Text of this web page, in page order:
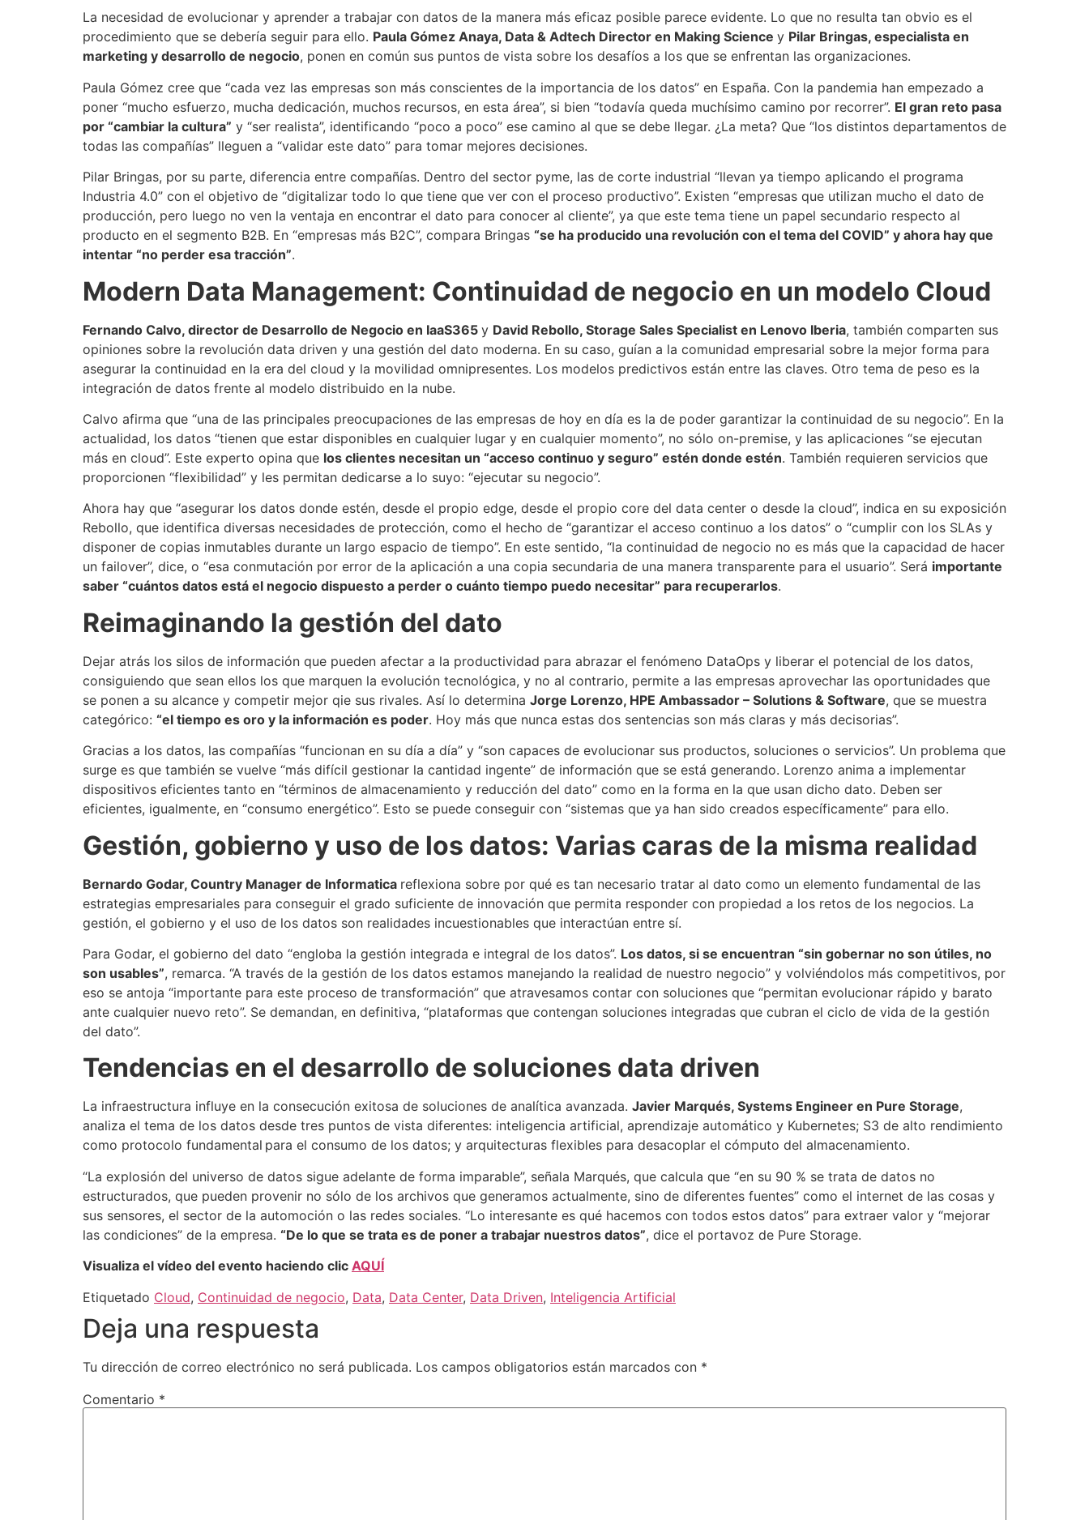
La necesidad de evolucionar y aprender a trabajar con datos de la manera más eficaz posible parece evidente. Lo que no resulta tan obvio es el
procedimiento que se debería seguir para ello. Paula Gómez Anaya, Data & Adtech Director en Making Science y ​Pilar Bringas, especialista en
marketing y desarrollo de negocio, ponen en común sus puntos de vista sobre los desafíos a los que se enfrentan las organizaciones.
Paula Gómez cree que “cada vez las empresas son más conscientes de la importancia de los datos” en España. Con la pandemia han empezado a
poner “mucho esfuerzo, mucha dedicación, muchos recursos, en esta área”, si bien “todavía queda muchísimo camino por recorrer”. El gran reto pasa
por “cambiar la cultura” y “ser realista”, identificando “poco a poco” ese camino al que se debe llegar. ¿La meta? Que “los distintos departamentos de
todas las compañías” lleguen a “validar este dato” para tomar mejores decisiones.
Pilar Bringas, por su parte, diferencia entre compañías. Dentro del sector pyme, las de corte industrial “llevan ya tiempo aplicando el programa
Industria 4.0” con el objetivo de “digitalizar todo lo que tiene que ver con el proceso productivo”. Existen “empresas que utilizan mucho el dato de
producción, pero luego no ven la ventaja en encontrar el dato para conocer al cliente”, ya que este tema tiene un papel secundario respecto al
producto en el segmento B2B. En “empresas más B2C”, compara Bringas “se ha producido una revolución con el tema del COVID” y ahora hay que
intentar “no perder esa tracción”.
Modern Data Management: Continuidad de negocio en un modelo Cloud
Fernando Calvo, director de Desarrollo de Negocio en IaaS365 y David Rebollo, Storage Sales Specialist en Lenovo Iberia, también comparten sus
opiniones sobre la revolución data driven y una gestión del dato moderna. En su caso, guían a la comunidad empresarial sobre la mejor forma para
asegurar la continuidad en la era del cloud y la movilidad omnipresentes. Los modelos predictivos están entre las claves. Otro tema de peso es la
integración de datos frente al modelo distribuido en la nube.
Calvo afirma que “una de las principales preocupaciones de las empresas de hoy en día es la de poder garantizar la continuidad de su negocio”. En la
actualidad, los datos “tienen que estar disponibles en cualquier lugar y en cualquier momento”, no sólo on-premise, y las aplicaciones “se ejecutan
más en cloud”. Este experto opina que los clientes necesitan un “acceso continuo y seguro” estén donde estén. También requieren servicios que
proporcionen “flexibilidad” y les permitan dedicarse a lo suyo: “ejecutar su negocio”.
Ahora hay que “asegurar los datos donde estén, desde el propio edge, desde el propio core del data center o desde la cloud”, indica en su exposición
Rebollo, que identifica diversas necesidades de protección, como el hecho de “garantizar el acceso continuo a los datos” o “cumplir con los SLAs y
disponer de copias inmutables durante un largo espacio de tiempo”. En este sentido, “la continuidad de negocio no es más que la capacidad de hacer
un failover”, dice, o “esa conmutación por error de la aplicación a una copia secundaria de una manera transparente para el usuario”. Será importante
saber “cuántos datos está el negocio dispuesto a perder o cuánto tiempo puedo necesitar” para recuperarlos.
Reimaginando la gestión del dato
Dejar atrás los silos de información que pueden afectar a la productividad para abrazar el fenómeno DataOps y liberar el potencial de los datos,
consiguiendo que sean ellos los que marquen la evolución tecnológica, y no al contrario, permite a las empresas aprovechar las oportunidades que
se ponen a su alcance y competir mejor qie sus rivales. Así lo determina Jorge Lorenzo, HPE Ambassador – Solutions & Software, que se muestra
categórico: “el tiempo es oro y la información es poder. Hoy más que nunca estas dos sentencias son más claras y más decisorias”.
Gracias a los datos, las compañías “funcionan en su día a día” y “son capaces de evolucionar sus productos, soluciones o servicios”. Un problema que
surge es que también se vuelve “más difícil gestionar la cantidad ingente” de información que se está generando. Lorenzo anima a implementar
dispositivos eficientes tanto en “términos de almacenamiento y reducción del dato” como en la forma en la que usan dicho dato. Deben ser
eficientes, igualmente, en “consumo energético”. Esto se puede conseguir con “sistemas que ya han sido creados específicamente” para ello.
Gestión, gobierno y uso de los datos: Varias caras de la misma realidad
Bernardo Godar, Country Manager de Informatica reflexiona sobre por qué es tan necesario tratar al dato como un elemento fundamental de las
estrategias empresariales para conseguir el grado suficiente de innovación que permita responder con propiedad a los retos de los negocios. La
gestión, el gobierno y el uso de los datos son realidades incuestionables que interactúan entre sí.
Para Godar, el gobierno del dato “engloba la gestión integrada e integral de los datos”. Los datos, si se encuentran “sin gobernar no son útiles, no
son usables”, remarca. “A través de la gestión de los datos estamos manejando la realidad de nuestro negocio” y volviéndolos más competitivos, por
eso se antoja “importante para este proceso de transformación” que atravesamos contar con soluciones que “permitan evolucionar rápido y barato
ante cualquier nuevo reto”. Se demandan, en definitiva, “plataformas que contengan soluciones integradas que cubran el ciclo de vida de la gestión
del dato”.
Tendencias en el desarrollo de soluciones data driven
La infraestructura influye en la consecución exitosa de soluciones de analítica avanzada. Javier Marqués, Systems Engineer en Pure Storage,
analiza el tema de los datos desde tres puntos de vista diferentes: inteligencia artificial, aprendizaje automático y Kubernetes; S3 de alto rendimiento
como protocolo fundamental para el consumo de los datos; y arquitecturas flexibles para desacoplar el cómputo del almacenamiento​.
“La explosión del universo de datos sigue adelante de forma imparable”, señala Marqués, que calcula que “en su 90 % se trata de datos no
estructurados, que pueden provenir no sólo de los archivos que generamos actualmente, sino de diferentes fuentes” como el internet de las cosas y
sus sensores, el sector de la automoción o las redes sociales. “Lo interesante es qué hacemos con todos estos datos” para extraer valor y “mejorar
las condiciones” de la empresa. “De lo que se trata es de poner a trabajar nuestros datos”, dice el portavoz de Pure Storage.
Visualiza el vídeo del evento haciendo clic AQUÍ
Etiquetado Cloud, Continuidad de negocio, Data, Data Center, Data Driven, Inteligencia Artificial
Deja una respuesta
Tu dirección de correo electrónico no será publicada. Los campos obligatorios están marcados con *
Comentario *